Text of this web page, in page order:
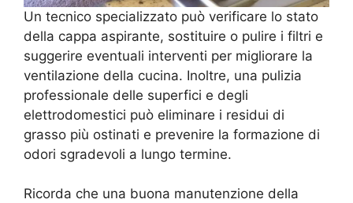
Un tecnico specializzato può verificare lo stato
della cappa aspirante, sostituire o pulire i filtri e
suggerire eventuali interventi per migliorare la
ventilazione della cucina. Inoltre, una pulizia
professionale delle superfici e degli
elettrodomestici può eliminare i residui di
grasso più ostinati e prevenire la formazione di
odori sgradevoli a lungo termine.
Ricorda che una buona manutenzione della